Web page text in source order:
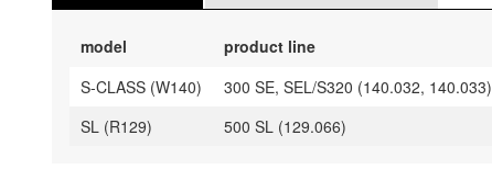
model product line
S-CLASS (W140)
300 SE, SEL/S320 (140.032, 140.033)
SL (R129)
500 SL (129.066)